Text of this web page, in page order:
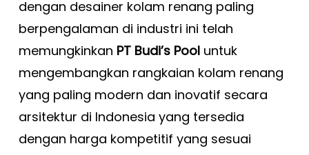
dengan desainer kolam renang paling
berpengalaman di industri ini telah
memungkinkan PT Budi’s Pooluntuk
mengembangkan rangkaian kolam renang
yang paling modern dan inovatif secara
arsitektur di Indonesia yang tersedia
dengan harga kompetitif yang sesuai